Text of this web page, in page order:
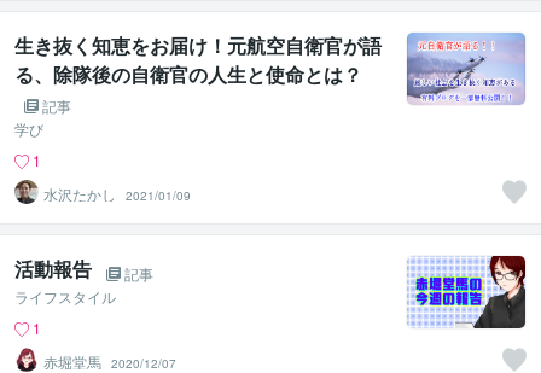
生き抜く知恵をお届け！元航空自衛官が語
る、除隊後の自衛官の人生と使命とは？
記事
学び
1
水沢たかし
2021/01/09
活動報告
記事
ライフスタイル
1
赤堀堂馬 2020/12/07